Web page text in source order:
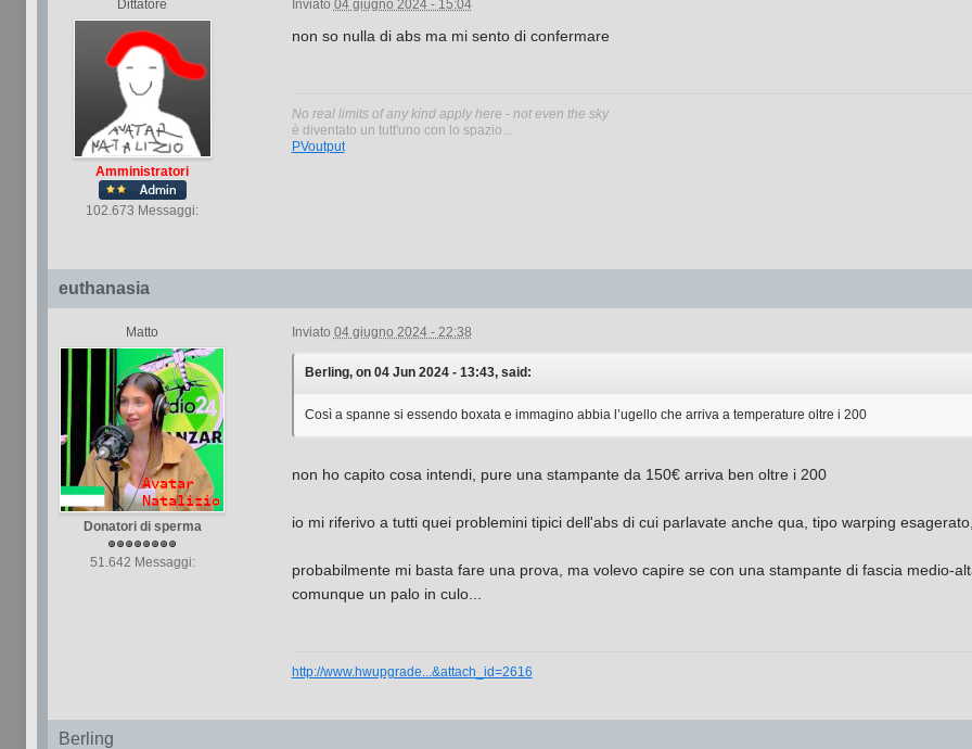
Dittatore
Amministratori
102.673 Messaggi:
Inviato 04 giugno 2024 - 15:04
non so nulla di abs ma mi sento di confermare
No real limits of any kind apply here - not even the sky
è diventato un tutt'uno con lo spazio...
PVoutput
euthanasia
Matto
Donatori di sperma
51.642 Messaggi:
Inviato 04 giugno 2024 - 22:38
Berling, on 04 Jun 2024 - 13:43, said:
Così a spanne si essendo boxata e immagino abbia l’ugello che arriva a temperature oltre i 200
non ho capito cosa intendi, pure una stampante da 150€ arriva ben oltre i 200
io mi riferivo a tutti quei problemini tipici dell'abs di cui parlavate anche qua, tipo warping
probabilmente mi basta fare una prova, ma volevo capire se con una stampante di fascia medio-
comunque un palo in culo...
http://www.hwupgrade...&attach_id=2616
Berling